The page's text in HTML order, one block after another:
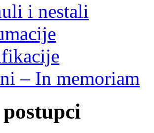
i nestali
– In memoriam